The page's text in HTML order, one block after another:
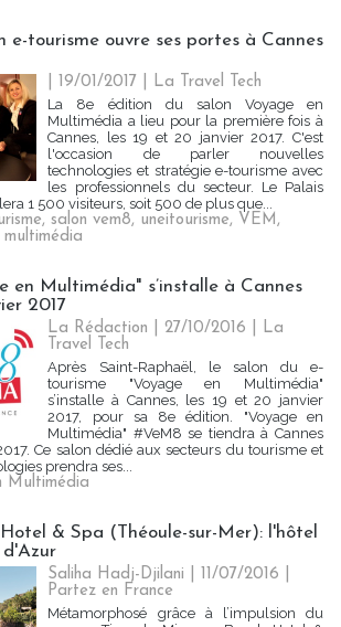
e-tourisme ouvre ses portes à Cannes
| 19/01/2017
La Travel Tech
La 8e édition du salon Voyage en
Multimédia a lieu pour la première fois à
Cannes, les 19 et 20 janvier 2017. C'est
l'occasion de parler nouvelles
technologies et stratégie e-tourisme avec
les professionnels du secteur. Le Palais
1 500 visiteurs, soit 500 de plus que...
, salon vem8, uneitourisme, VEM,
multimédia
en Multimédia" s’installe à Cannes
2017
La Rédaction | 27/10/2016
La
Travel Tech
Après Saint-Raphaël, le salon du e-
tourisme "Voyage en Multimédia"
s’installe à Cannes, les 19 et 20 janvier
2017, pour sa 8e édition. "Voyage en
Multimédia" #VeM8 se tiendra à Cannes
Ce salon dédié aux secteurs du tourisme et
prendra ses...
Multimédia
& Spa (Théoule-sur-Mer): l'hôtel
Saliha Hadj-Djilani | 11/07/2016
Partez en France
Métamorphosé grâce à l’impulsion du